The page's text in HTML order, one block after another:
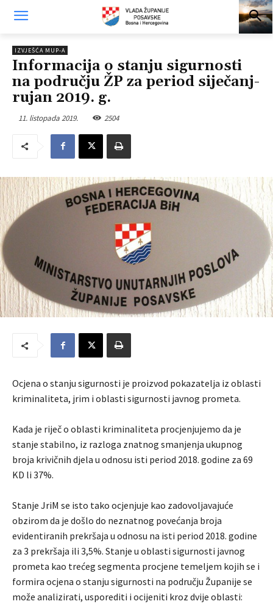
IZVJEŠĆA MUP-A
Informacija o stanju sigurnosti
na području ŽP za period siječanj-
rujan 2019. g.
11. listopada 2019. 2504
Ocjena o stanju sigurnosti je proizvod pokazatelja iz oblasti
kriminaliteta, jrim i oblasti sigurnosti javnog prometa.
Kada je riječ o oblasti kriminaliteta procjenjujemo da je
stanje stabilno, iz razloga znatnog smanjenja ukupnog
broja krivičnih djela u odnosu isti period 2018. godine za 69
KD li 37%.
Stanje JriM se isto tako ocjenjuje kao zadovoljavajuće
obzirom da je došlo do neznatnog povećanja broja
evidentiranih prekršaja u odnosu na isti period 2018. godine
za 3 prekršaja ili 3,5%. Stanje u oblasti sigurnosti javnog
prometa kao trećeg segmenta procjene temeljem kojih se i
formira ocjena o stanju sigurnosti na području Županije se
može analizirati, usporediti i ocijeniti kroz dvije oblasti: